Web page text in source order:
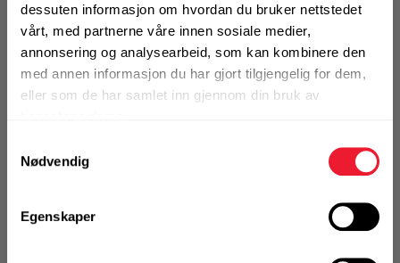
dessuten informasjon om hvordan du bruker nettstedet
vårt, med partnerne våre innen sosiale medier,
annonsering og analysearbeid, som kan kombinere den
med annen informasjon du har gjort tilgjengelig for dem,
eller som de har samlet inn gjennom din bruk av
Nødvendig
Egenskaper
Art.nr. 9557002
Bits Motek PH 2
På nettlager
Klikk & Hent i Motek Billingstad + 8 andre
Logg inn eller